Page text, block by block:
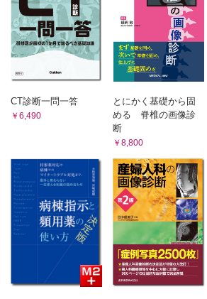
9 その他
1．骨Paget病 田宮貞史，福田健志，林
2．骨内ガングリオン 小田義直，福庭栄
第3章 軟部腫瘍
1 脂肪性腫瘍
A 良性腫瘍
2．脂肪芽腫 毛利太郎，奥田実穂，武内
3．血管脂肪腫 毛利太郎，栗原宏明・小
B 中間型（局所侵襲性）＆悪性
1．異型脂肪腫様腫瘍/高分化型脂肪肉腫
2．脱分化型脂肪肉腫 毛利太郎，小黒草
3．粘液型脂肪肉腫 久岡正典，藤本 肇
4．多形型脂肪肉腫 岩崎 健，栗原宏明
2 線維芽/筋線維芽細胞性腫瘍
A 良性腫瘍
1．結節性筋膜炎 田宮貞史，藤本 肇，木
2．骨化性筋炎・指趾線維骨化偽腫瘍 田
3．弾性線維腫 田宮貞史，藤本 肇，木
4．腱鞘線維腫 柴 瑛介，神島 保，木村
C 悪性腫瘍
1．低悪性度中心型骨肉腫 石田 剛，
2．骨肉腫（通常型骨肉腫・血管拡張型骨
腫） 石田 剛，青木隆敏，林 克洋
3．傍骨性骨肉腫 石田 剛，青木隆敏
4．骨膜性骨肉腫 石田 剛，藤本良太
6．表在性高悪性度骨肉腫 石田 剛，
3 線維形成性腫瘍
A 中間群（局所侵襲性）
類腱線維腫 石田 剛，青木隆敏，相羽
B 悪性腫瘍
線維肉腫 石田 剛，青木隆敏，相羽久
4 脈管性腫瘍
A 良性腫瘍
血管腫 小田義直，髙尾正一郎，木村浩
B 悪性腫瘍
1．類上皮血管内皮腫 石田 剛，髙尾
2．血管肉腫 石田 剛，髙尾正一郎，
CT診断一問一答
￥6,490
とにかく基礎から固
める 脊椎の画像診
断
￥8,800